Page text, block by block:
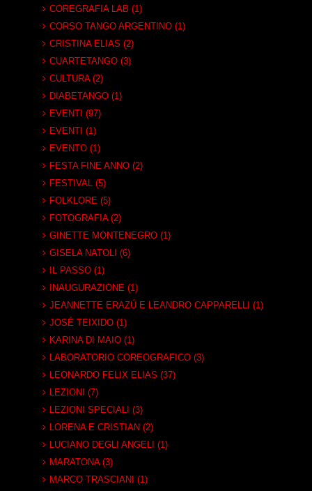
COREGRAFIA LAB (1)
CORSO TANGO ARGENTINO (1)
CRISTINA ELIAS (2)
CUARTETANGO (3)
CULTURA (2)
DIABETANGO (1)
EVENTI (97)
EVENTI (1)
EVENTO (1)
FESTA FINE ANNO (2)
FESTIVAL (5)
FOLKLORE (5)
FOTOGRAFIA (2)
GINETTE MONTENEGRO (1)
GISELA NATOLI (6)
IL PASSO (1)
INAUGURAZIONE (1)
JEANNETTE ERAZÚ E LEANDRO CAPPARELLI (1)
JOSÉ TEIXIDO (1)
KARINA DI MAIO (1)
LABORATORIO COREOGRAFICO (3)
LEONARDO FELIX ELIAS (37)
LEZIONI (7)
LEZIONI SPECIALI (3)
LORENA E CRISTIAN (2)
LUCIANO DEGLI ANGELI (1)
MARATONA (3)
MARCO TRASCIANI (1)